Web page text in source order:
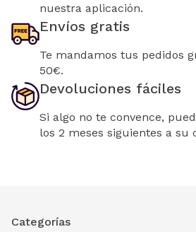
nuestra aplicación.
Envíos gratis
Te mandamos tus pedidos
50€.
Devoluciones fáciles
Si algo no te convence,
los 2 meses siguientes a su
Categorías